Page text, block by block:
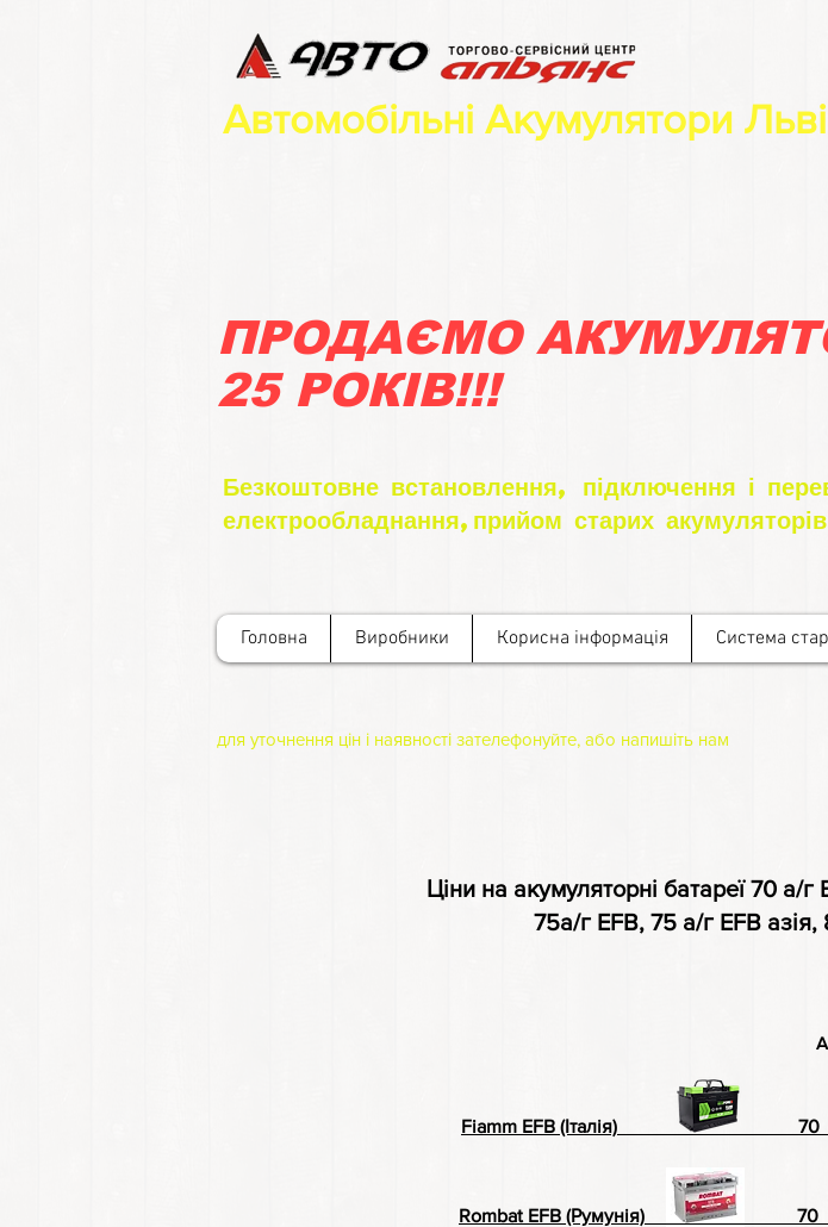
Автомобільні Акумулятори
ПРОДАЄМО
25 РОКІВ!!!
Безкоштовне встановлення, підключення і
електрообладнання,прийом старих
Головна Виробники Корисна інформація Cистема
для уточнення цін і наявності зателефонуйте, або напишіть нам
Ціни на акумуляторні батареї 70 а/
75а/г EFB, 75 а/г EFB
А/г Струм
Fiamm EFB (Італія) 70 720 278
Rombat EFB (Румунія) 70